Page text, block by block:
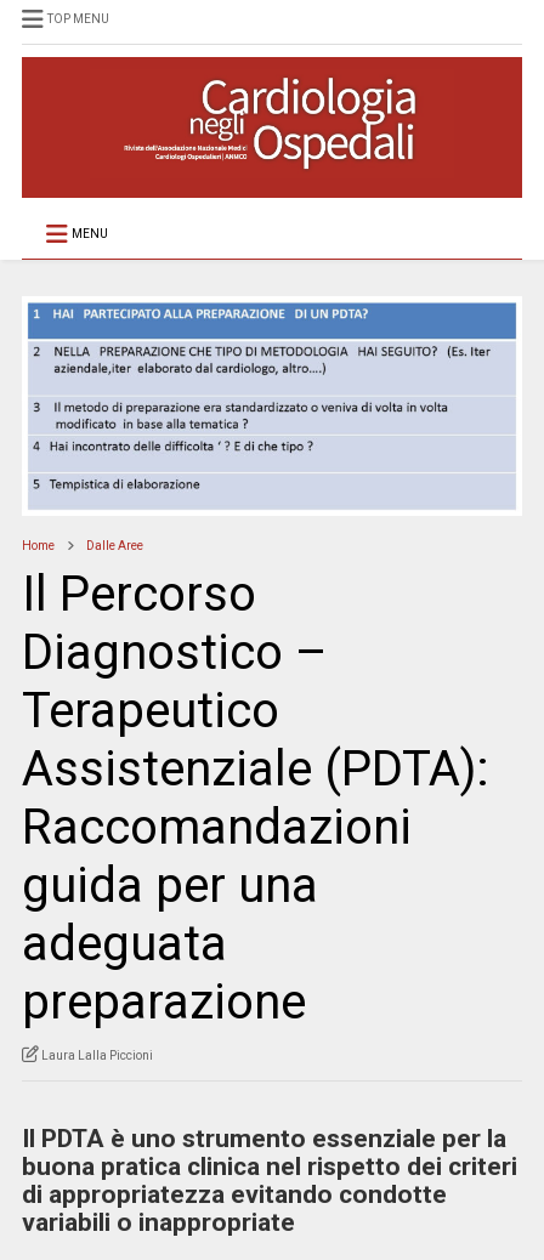
TOP MENU
MENU
Home Dalle Aree
Il Percorso
Diagnostico –
Terapeutico
Assistenziale (PDTA):
Raccomandazioni
guida per una
adeguata
preparazione
Laura Lalla Piccioni
Il PDTA è uno strumento essenziale per la
buona pratica clinica nel rispetto dei criteri
di appropriatezza evitando condotte
variabili o inappropriate